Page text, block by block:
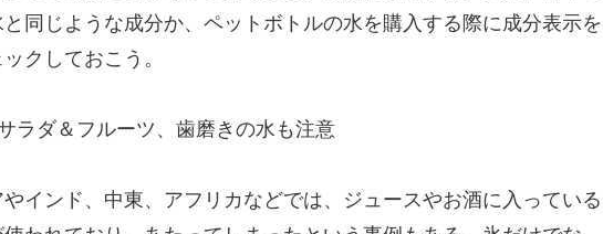
同じような成分か、ペットボトルの水を購入する際に成分表示を
クしておこう。
ラダ＆フルーツ、歯磨きの水も注意
インド、中東、アフリカなどでは、ジュースやお酒に入っている